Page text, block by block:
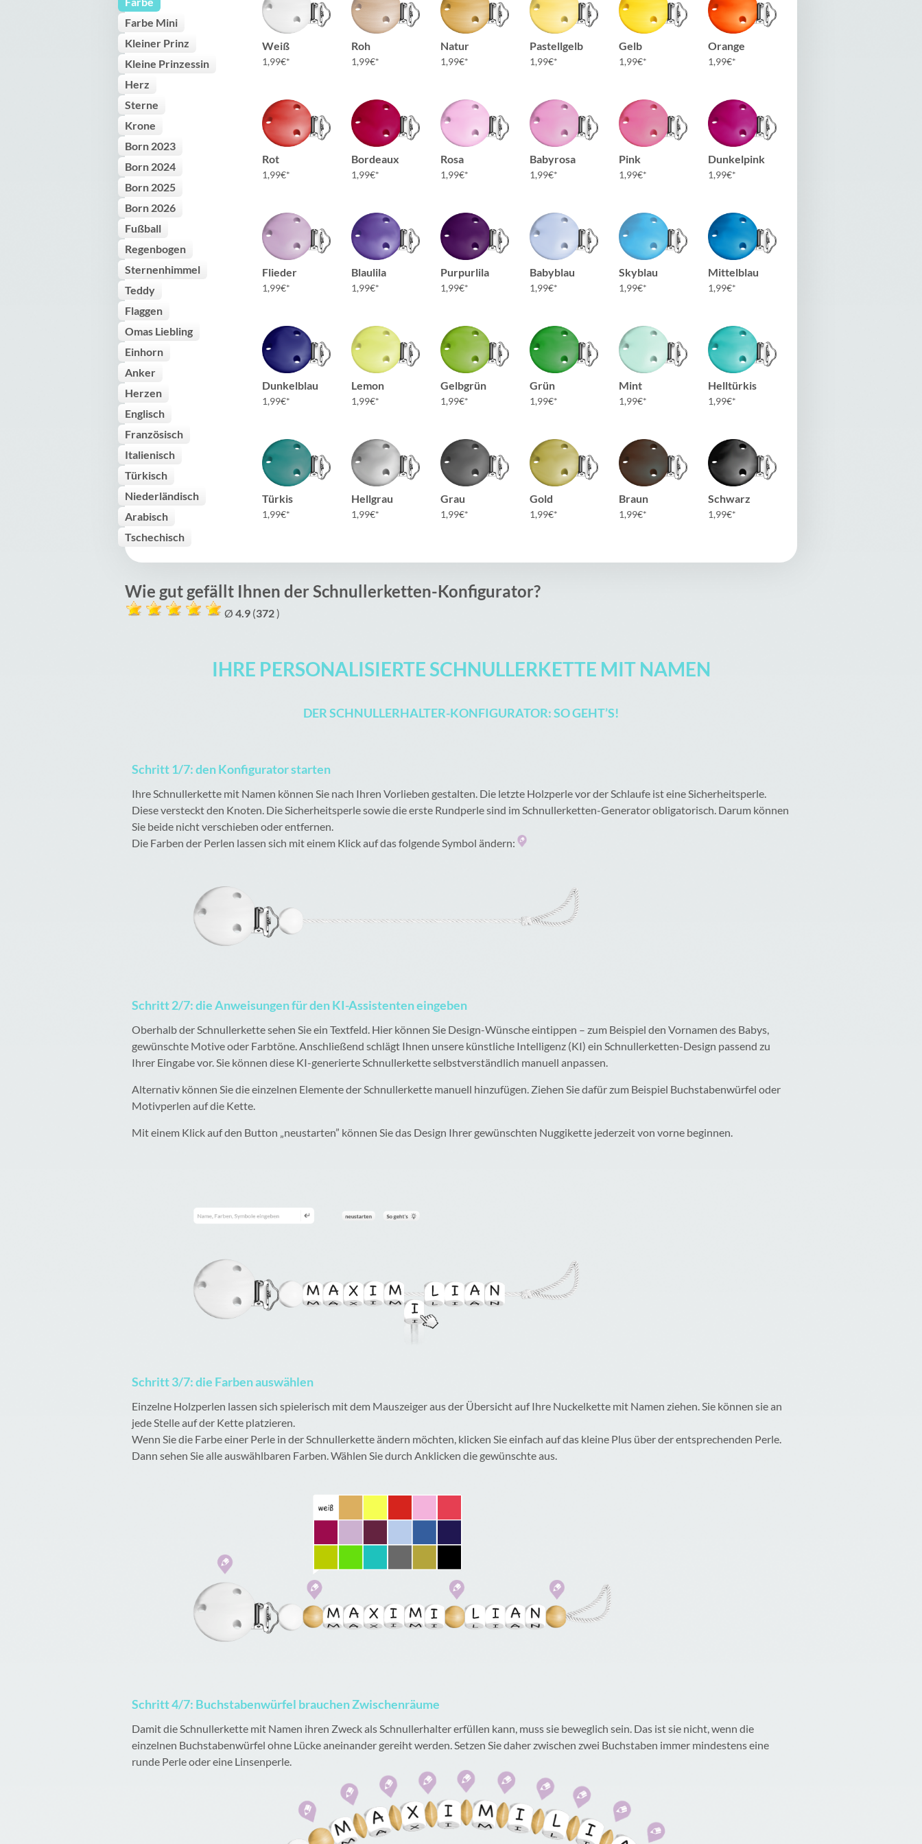
Farbe Mini
Kleiner Prinz
Kleine Prinzessin
Herz
Sterne
Krone
Born 2023
Born 2024
Born 2025
Born 2026
Fußball
Regenbogen
Sternenhimmel
Teddy
Flaggen
Omas Liebling
Einhorn
Anker
Herzen
Englisch
Französisch
Italienisch
Türkisch
Niederländisch
Arabisch
Tschechisch
Weiß
1,99€
Roh
1,99€
Natur
1,99€
Pastellgelb
1,99€
Gelb
1,99€
Orange
1,99€
Rot
1,99€
Bordeaux
1,99€
Rosa
1,99€
Babyrosa
1,99€
Pink
1,99€
Dunkelpink
1,99€
Flieder
1,99€
Blaulila
1,99€
Purpurlila
1,99€
Babyblau
1,99€
Skyblau
1,99€
Mittelblau
1,99€
Dunkelblau
1,99€
Lemon
1,99€
Gelbgrün
1,99€
Grün
1,99€
Mint
1,99€
Helltürkis
1,99€
Türkis
1,99€
Hellgrau
1,99€
Grau
1,99€
Gold
1,99€
Braun
1,99€
Schwarz
1,99€
Wie gut gefällt Ihnen der Schnullerketten-Konfigurator?
Ø 4.9 (372)
IHRE PERSONALISIERTE SCHNULLERKETTE MIT NAMEN
DER SCHNULLERHALTER-KONFIGURATOR: SO GEHT’S!
Schritt 1/7: den Konfigurator starten
Ihre Schnullerkette mit Namen können Sie nach Ihren Vorlieben gestalten. Die letzte Holzperle vor der Schlaufe ist eine Sicherheitsperle.
Diese versteckt den Knoten. Die Sicherheitsperle sowie die erste Rundperle sind im Schnullerketten-Generator obligatorisch. Darum können
Sie beide nicht verschieben oder entfernen.
Die Farben der Perlen lassen sich mit einem Klick auf das folgende Symbol ändern:
Schritt 2/7: die Anweisungen für den KI-Assistenten eingeben
Oberhalb der Schnullerkette sehen Sie ein Textfeld. Hier können Sie Design-Wünsche eintippen – zum Beispiel den Vornamen des Babys,
gewünschte Motive oder Farbtöne. Anschließend schlägt Ihnen unsere künstliche Intelligenz (KI) ein Schnullerketten-Design passend zu
Ihrer Eingabe vor. Sie können diese KI-generierte Schnullerkette selbstverständlich manuell anpassen.
Alternativ können Sie die einzelnen Elemente der Schnullerkette manuell hinzufügen. Ziehen Sie dafür zum Beispiel Buchstabenwürfel oder
Motivperlen auf die Kette.
Mit einem Klick auf den Button „neustarten” können Sie das Design Ihrer gewünschten Nuggikette jederzeit von vorne beginnen.
Schritt 3/7: die Farben auswählen
Einzelne Holzperlen lassen sich spielerisch mit dem Mauszeiger aus der Übersicht auf Ihre Nuckelkette mit Namen ziehen. Sie können sie an
jede Stelle auf der Kette platzieren.
Wenn Sie die Farbe einer Perle in der Schnullerkette ändern möchten, klicken Sie einfach auf das kleine Plus über der entsprechenden Perle.
Dann sehen Sie alle auswählbaren Farben. Wählen Sie durch Anklicken die gewünschte aus.
Schritt 4/7: Buchstabenwürfel brauchen Zwischenräume
Damit die Schnullerkette mit Namen ihren Zweck als Schnullerhalter erfüllen kann, muss sie beweglich sein. Das ist sie nicht, wenn die
einzelnen Buchstabenwürfel ohne Lücke aneinander gereiht werden. Setzen Sie daher zwischen zwei Buchstaben immer mindestens eine
runde Perle oder eine Linsenperle.